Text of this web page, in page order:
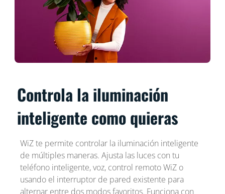
Controla la iluminación
inteligente como quieras
WiZ te permite controlar la iluminación inteligente
de múltiples maneras. Ajusta las luces con tu
teléfono inteligente, voz, control remoto WiZ o
usando el interruptor de pared existente para
alternar entre dos modos favoritos. Funciona con